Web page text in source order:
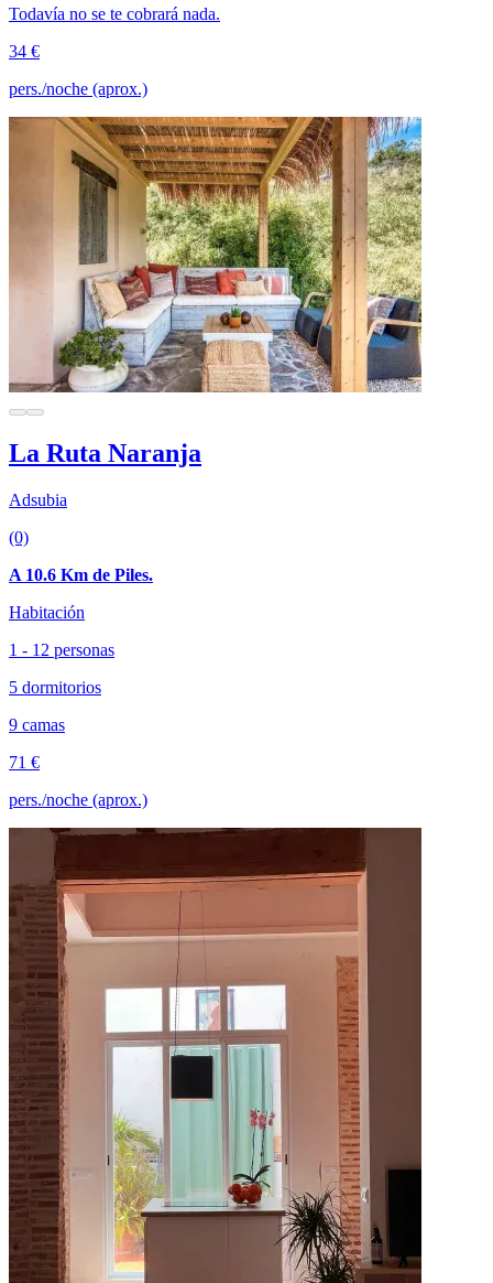
Todavía no se te cobrará nada.
34 €
pers./noche (aprox.)
La Ruta Naranja
Adsubia
(0)
A 10.6 Km de Piles.
Habitación
1 - 12 personas
5 dormitorios
9 camas
71 €
pers./noche (aprox.)